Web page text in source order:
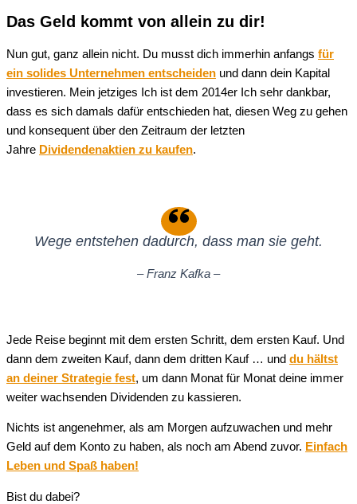
Das Geld kommt von allein zu dir!
Nun gut, ganz allein nicht. Du musst dich immerhin anfangs für
ein solides Unternehmen entscheiden und dann dein Kapital
investieren. Mein jetziges Ich ist dem 2014er Ich sehr dankbar,
dass es sich damals dafür entschieden hat, diesen Weg zu gehen
und konsequent über den Zeitraum der letzten
Jahre Dividendenaktien zu kaufen.
Wege entstehen dadurch, dass man sie geht.
– Franz Kafka –
Jede Reise beginnt mit dem ersten Schritt, dem ersten Kauf. Und
dann dem zweiten Kauf, dann dem dritten Kauf … und du hältst
an deiner Strategie fest, um dann Monat für Monat deine immer
weiter wachsenden Dividenden zu kassieren.
Nichts ist angenehmer, als am Morgen aufzuwachen und mehr
Geld auf dem Konto zu haben, als noch am Abend zuvor. Einfach
Leben und Spaß haben!
Bist du dabei?